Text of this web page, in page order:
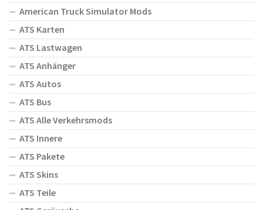
American Truck Simulator Mods
ATS Karten
ATS Lastwagen
ATS Anhänger
ATS Autos
ATS Bus
ATS Alle Verkehrsmods
ATS Innere
ATS Pakete
ATS Skins
ATS Teile